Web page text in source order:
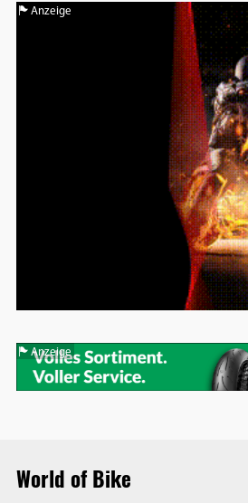
Anzeige
Anzeige
World of Bike